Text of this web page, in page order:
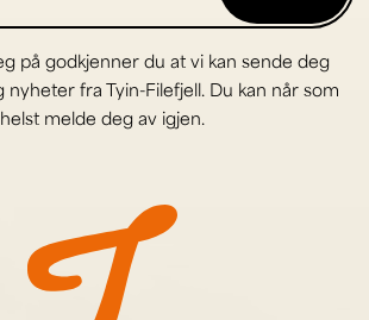
på godkjenner du at vi kan sende deg
nyheter fra Tyin-Filefjell. Du kan når som
helst melde deg av igjen.